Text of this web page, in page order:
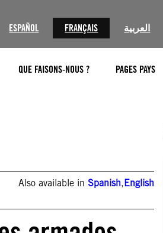
ESPAÑOL FRANÇAIS العربية
QUE FAISONS-NOUS ? PAGES PAYS
Also available inSpanish,English